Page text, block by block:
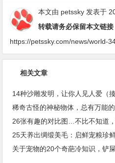
本文由 petssky 发表于
转载请务必保留本文链接
https://petssky.com/news/world-
相关文章
14种沙雕发明，让你人见人爱（揍
稀奇古怪的神秘物体，总有万能
26张有趣的对比图…不比不知道
关于宠物的20个奇葩冷知识，铲